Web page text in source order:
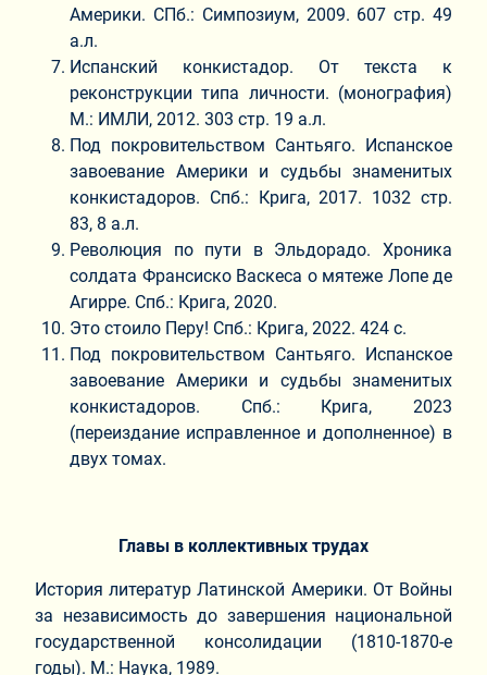
Америки. СПб.: Симпозиум, 2009. 607 стр. 49
а.л.
Испанский конкистадор. От текста к
реконструкции типа личности. (монография)
М.: ИМЛИ, 2012. 303 стр. 19 а.л.
Под покровительством Сантьяго. Испанское
завоевание Америки и судьбы знаменитых
конкистадоров. Спб.: Крига, 2017. 1032 стр.
83, 8 а.л.
Революция по пути в Эльдорадо. Хроника
солдата Франсиско Васкеса о мятеже Лопе де
Агирре. Спб.: Крига, 2020.
Это стоило Перу! Спб.: Крига, 2022. 424 с.
Под покровительством Сантьяго. Испанское
завоевание Америки и судьбы знаменитых
конкистадоров. Спб.: Крига, 2023
(переиздание исправленное и дополненное) в
двух томах.
Главы в коллективных трудах
История литератур Латинской Америки. От Войны
за независимость до завершения национальной
государственной консолидации (1810-1870-е
годы). М.: Наука, 1989.